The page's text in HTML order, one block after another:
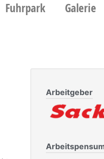
Fuhrpark Galerie
Arbeitgeber